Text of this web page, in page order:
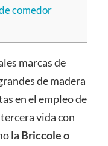
comedor
marcas de
de madera
en el empleo de
vida con
la Briccole o